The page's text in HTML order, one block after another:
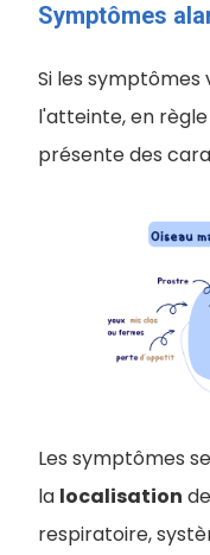
Symptômes
Si les
l'atteinte, en
présente des
Les symptômes
la localisation
respiratoire,